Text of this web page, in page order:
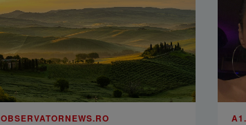
OBSERVATORNEWS.RO